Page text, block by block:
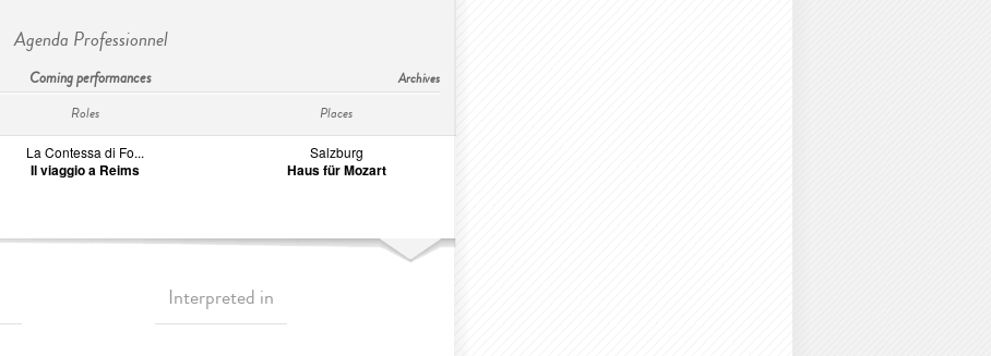
Agenda Professionnel
Coming performances Archives
Roles Places
La Contessa di Fo...
Il viaggio a Reims
Salzburg
Haus für Mozart
Interpreted in